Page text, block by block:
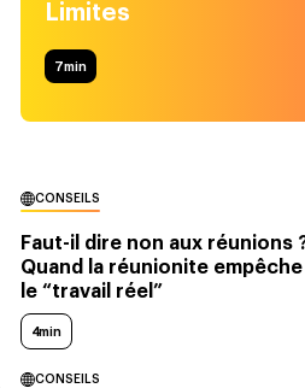
Limites
7min
CONSEILS
Faut-il dire non aux réunions
Quand la réunionite empêche
le “travail réel”
4min
CONSEILS